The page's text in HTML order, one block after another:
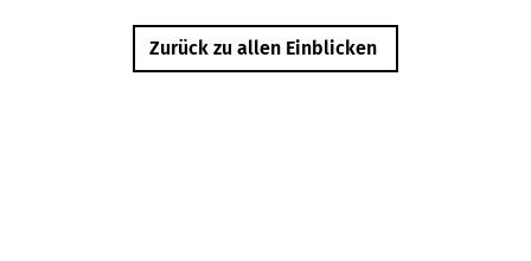
Zurück zu allen Einblicken